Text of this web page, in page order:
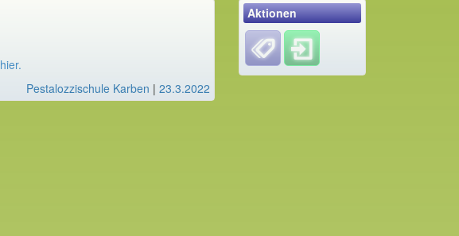
hier.
Pestalozzischule Karben | 23.3.2022
Aktionen